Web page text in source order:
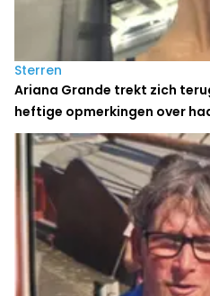
Sterren
Ariana Grande trekt zich
heftige opmerkingen over